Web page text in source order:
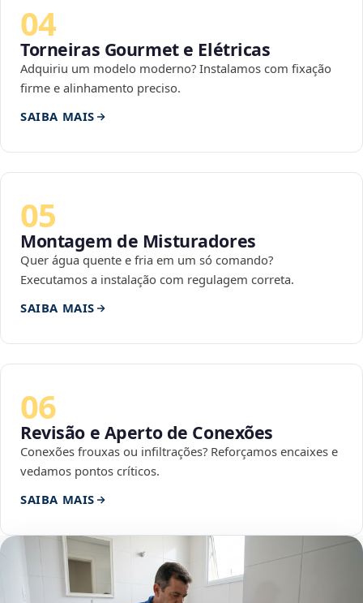
04
Torneiras Gourmet e Elétricas
Adquiriu um modelo moderno? Instalamos com fixação
firme e alinhamento preciso.
SAIBA MAIS
05
Montagem de Misturadores
Quer água quente e fria em um só comando?
Executamos a instalação com regulagem correta.
SAIBA MAIS
06
Revisão e Aperto de Conexões
Conexões frouxas ou infiltrações? Reforçamos encaixes e
vedamos pontos críticos.
SAIBA MAIS